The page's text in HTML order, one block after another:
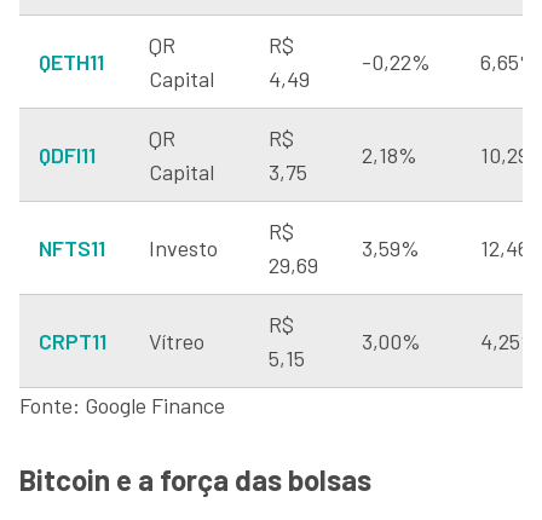
QETH11
QR
Capital
R$
4,49
-0,22% 6,65%
QDFI11
QR
Capital
R$
3,75
2,18%
NFTS11 Investo
R$
29,69
3,59%
CRPT11 Vítreo
R$
5,15
3,00% 4,25%
Fonte: Google Finance
Bitcoin e a força das bolsas